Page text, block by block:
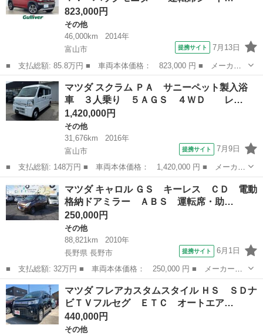
823,000円
その他
46,000km
2014年
富山市
提携サイト 7月13日
■ 支払総額: 85.8万円 ■ 車両本体価格： 823,000 円 ■ メーカー
名： マツダ ■ 車種名： フレアクロスオーバー ■ グレード
名： ＸＴ 社外ナビＴＶ バックモニター 運転席シートヒータ
ー ＨＩＤヘッドラ...
富山 富山市 その他
マツダ スクラム ＰＡ サニーペット製入浴
車 ３人乗り ５ＡＧＳ ４ＷＤ レ…
1,420,000円
その他
31,676km
2016年
富山市
提携サイト 7月9日
■ 支払総額: 148万円 ■ 車両本体価格： 1,420,000 円 ■ メーカー
名： マツダ ■ 車種名： スクラム ■ グレード名： ＰＡ サニ
ーペット製入浴車 ３人乗り ５ＡＧＳ ４ＷＤ レーダーブレー
キ 横滑り...
富山 富山市 その他
マツダ キャロル ＧＳ キーレス ＣＤ 電動
格納ドアミラー ＡＢＳ 運転席・助…
250,000円
その他
88,821km
2010年
長野県 長野市
提携サイト 6月1日
■ 支払総額: 32万円 ■ 車両本体価格： 250,000 円 ■ メーカー
名： マツダ ■ 車種名： キャロル ■ グレード名： ＧＳ キー
レス ＣＤ 電動格納ドアミラー ＡＢＳ 運転席・助手席エアバッ
ク エアコン パ...
長野 長野市 その他
マツダ フレアカスタムスタイル ＨＳ ＳＤナ
ビＴＶフルセグ ＥＴＣ オートエア…
440,000円
その他